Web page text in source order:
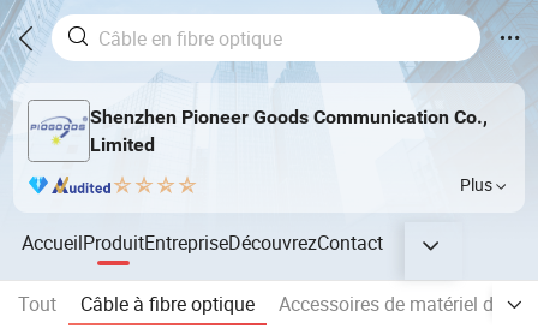
Shenzhen Pioneer Goods Communication Co.,
Limited
Plus
AccueilProduitEntrepriseDécouvrezContact
Tout Câble à fibre optique
Accessoires de matériel de